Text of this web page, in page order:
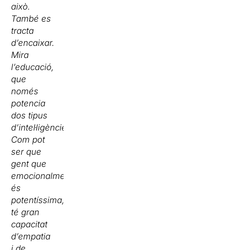
això.
També es
tracta
d’encaixar.
Mira
l’educació,
que
només
potencia
dos tipus
d’intel·ligències.
Com pot
ser que
gent que
emocionalment
és
potentíssima,
té gran
capacitat
d’empatia